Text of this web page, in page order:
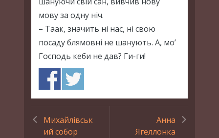
мову за одну ніч.
– Таак, значить ні нас, ні свою
посаду блямовні не шанують. А, мо’
Господь кеби не дав? Ги-ги!
Михайлівськ
ий собор
Анна
Ягеллонка